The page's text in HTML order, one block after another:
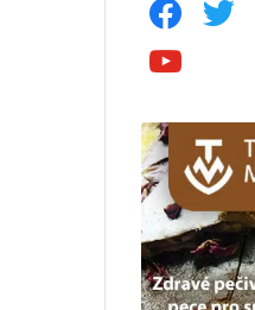
facebooktwitter
youtube